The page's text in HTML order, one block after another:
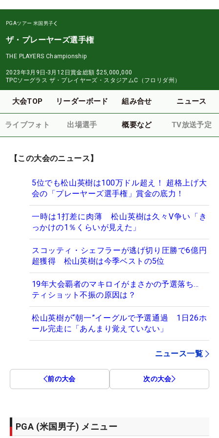
PGAツアー 米国男子
ザ・プレーヤーズ選手権
THE PLAYERS Championship
2023年3月9日-3月12日賞金総額 $25,000,000
TPCソーグラス ザ・プレイヤーズ・スタジアムC（フロリダ州）
大会TOP リーダーボード 組み合せ ニュース
ライブフォト 出場選手 概要など TV放送予定
【この大会のニュース】
5位でも松山英樹は100万ドル超え！ 超格上げ大
会の「プレーヤーズ選手権」賞金の底力！
一時は1打差に肉薄 松山英樹は久々V争い「き
っかけの1％くらいが見えた」
スコッティ・シェフラーが逃げ切り圧勝で6億円
超獲得 松山英樹は今季ベストの5位
19年大会覇者のマキロイがまさかの予選落ち…
ティショット不振の原因は？
松山英樹が“朝一”イーグルで予選通過 1日26ホ
ール完走に「あんまり覚えていない」
ニュース一覧
前の大会 次の大会
PGA (米国男子) メニュー